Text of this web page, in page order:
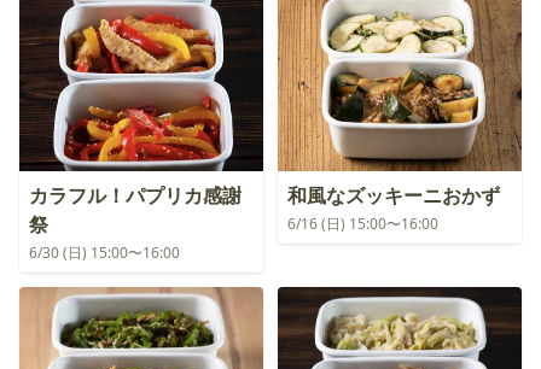
カラフル！パプリカ感謝
祭
6/30 (日) 15:00〜16:00
和風なズッキーニおかず
6/16 (日) 15:00〜16:00